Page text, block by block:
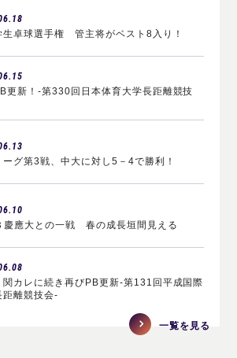
生卓球選手権 管主将がベスト8入り！
更新！-第330回日本体育大学長距離競技
ーグ第3戦、中大に対し5－4で勝利！
慶應大との一戦 春の成長垣間見える
関カレに続き再びPB更新-第131回平成国際
距離競技会-
一覧を見る